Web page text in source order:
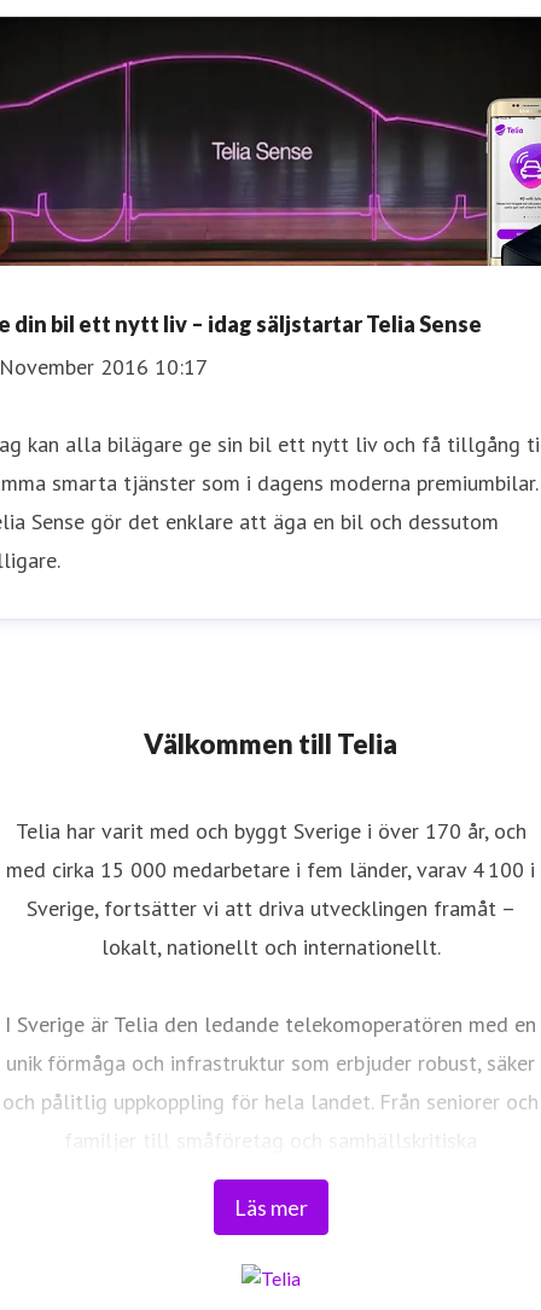
din bil ett nytt liv – idag säljstartar Telia Sense
2016 10:17
kan alla bilägare ge sin bil ett nytt liv och få tillgång
smarta tjänster som i dagens moderna premiumbilar.
Sense gör det enklare att äga en bil och dessutom
Välkommen till Telia
Läs mer
Telia har varit med och byggt Sverige i över 170 år, och
med cirka 15 000 medarbetare i fem länder, varav 4 100 i
Sverige, fortsätter vi att driva utvecklingen framåt –
lokalt, nationellt och internationellt.
I Sverige är Telia den ledande telekomoperatören med en
unik förmåga och infrastruktur som erbjuder robust, säker
och pålitlig uppkoppling för hela landet. Från seniorer och
familjer till småföretag och samhällskritiska
verksamheter. Vi möjliggör digitaliseringens kraft i
vardagen och är en del av Sveriges totalförsvar. Med
transportnätet och ett mobilnät i världsklass skapar vi en